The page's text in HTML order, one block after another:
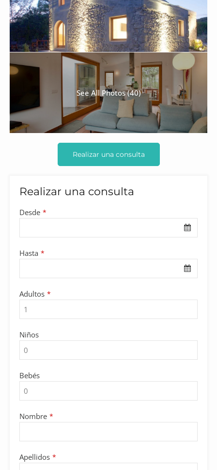
See All Photos (40)
Realizar una consulta
Realizar una consulta
Desde *
Hasta *
Email
Address *
Adultos *
Niños
Bebés
Nombre *
Apellidos *